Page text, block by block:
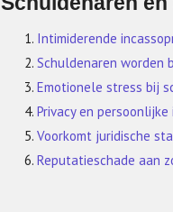
Intimiderende
Schuldenaren worden
Emotionele stress bij
Privacy en
Voorkomt juridische
Reputatieschade aan